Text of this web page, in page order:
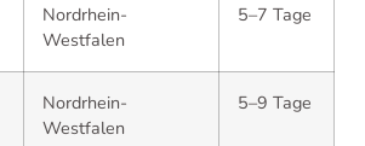
Nordrhein-
Westfalen
5–7 Tage
Nordrhein-
Westfalen
5–9 Tage